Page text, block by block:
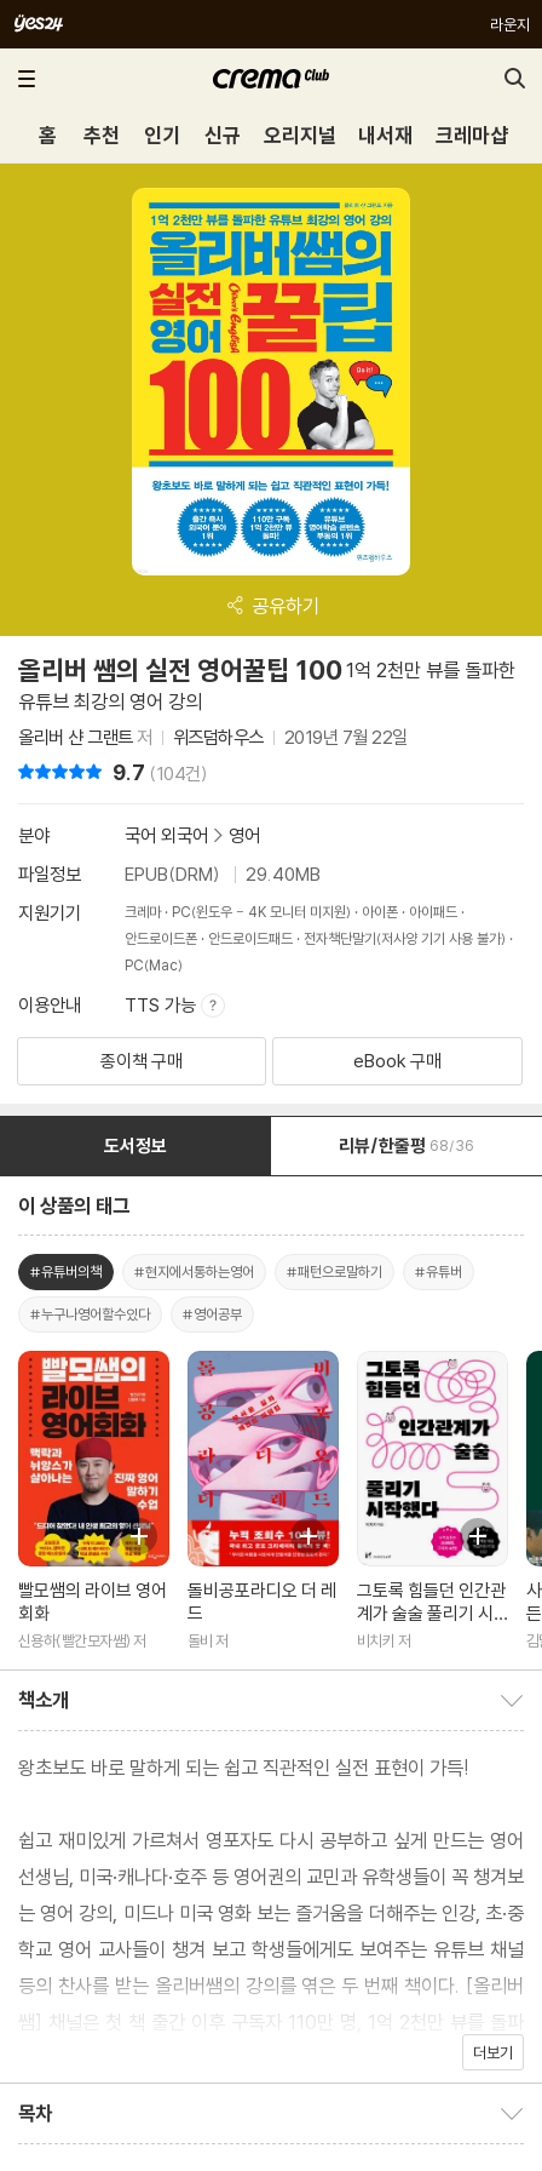
라운지
홈 추천 인기 신규 오리지널 내서재 크레마샵
공유하기
올리버 쌤의 실전 영어꿀팁 1001억 2천만 뷰를 돌파한
유튜브 최강의 영어 강의
올리버 샨 그랜트저 위즈덤하우스 2019년 7월 22일
9.7 (104건)
분야 국어 외국어 > 영어
파일정보
EPUB(DRM)
29.40MB
지원기기
크레마 PC(윈도우 - 4K 모니터 미지원) 아이폰
아이패드
안드로이드폰
안드로이드패드
전자책단말기(저사양 기기 사용 불가)
PC(Mac)
이용안내 TTS 가능
종이책 구매 eBook 구매
도서정보 리뷰/한줄평 68/36
이 상품의 태그
#유튜버의책 #현지에서통하는영어 #패턴으로말하기 #유튜버
#누구나영어할수있다 #영어공부
빨모쌤의 라이브 영어
회화
신용하(빨간모자쌤) 저
돌비공포라디오 더 레
드
돌비 저
그토록 힘들던 인간관
계가 술술 풀리기 시
작했다
비치키 저 김
책소개
왕초보도 바로 말하게 되는 쉽고 직관적인 실전 표현이 가득!
쉽고 재미있게 가르쳐서 영포자도 다시 공부하고 싶게 만드는 영어
선생님, 미국·캐나다·호주 등 영어권의 교민과 유학생들이 꼭 챙겨보
는 영어 강의, 미드나 미국 영화 보는 즐거움을 더해주는 인강, 초·중
학교 영어 교사들이 챙겨 보고 학생들에게도 보여주는 유튜브 채널
등의 찬사를 받는 올리버쌤의 강의를 엮은 두 번째 책이다. [올리버
쌤] 채널은 첫 책 출간 이후 구독자 110만 명, 1억 2천만 뷰를 돌파
하며 ‘실전 영어 표현’을 배우려면 반드시 봐야 할 영어 강의로 자리
영어 꿀팁 100가지와 소통하는 강의를 지향하는 올리버쌤답게 영
더보기
목차